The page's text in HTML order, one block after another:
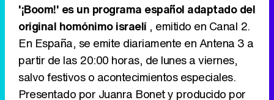
Tráiler de '33 días', la nueva serie de Atresplayer con Julián Villagrán y José Manuel Poga
'¡Boom!' es un programa español adaptado del
original homónimo israelí , emitido en Canal 2.
En España, se emite diariamente en Antena 3 a
partir de las 20:00 horas, de lunes a viernes,
salvo festivos o acontecimientos especiales.
Presentado por Juanra Bonet y producido por